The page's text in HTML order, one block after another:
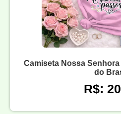
Camiseta Nossa
do
R$: